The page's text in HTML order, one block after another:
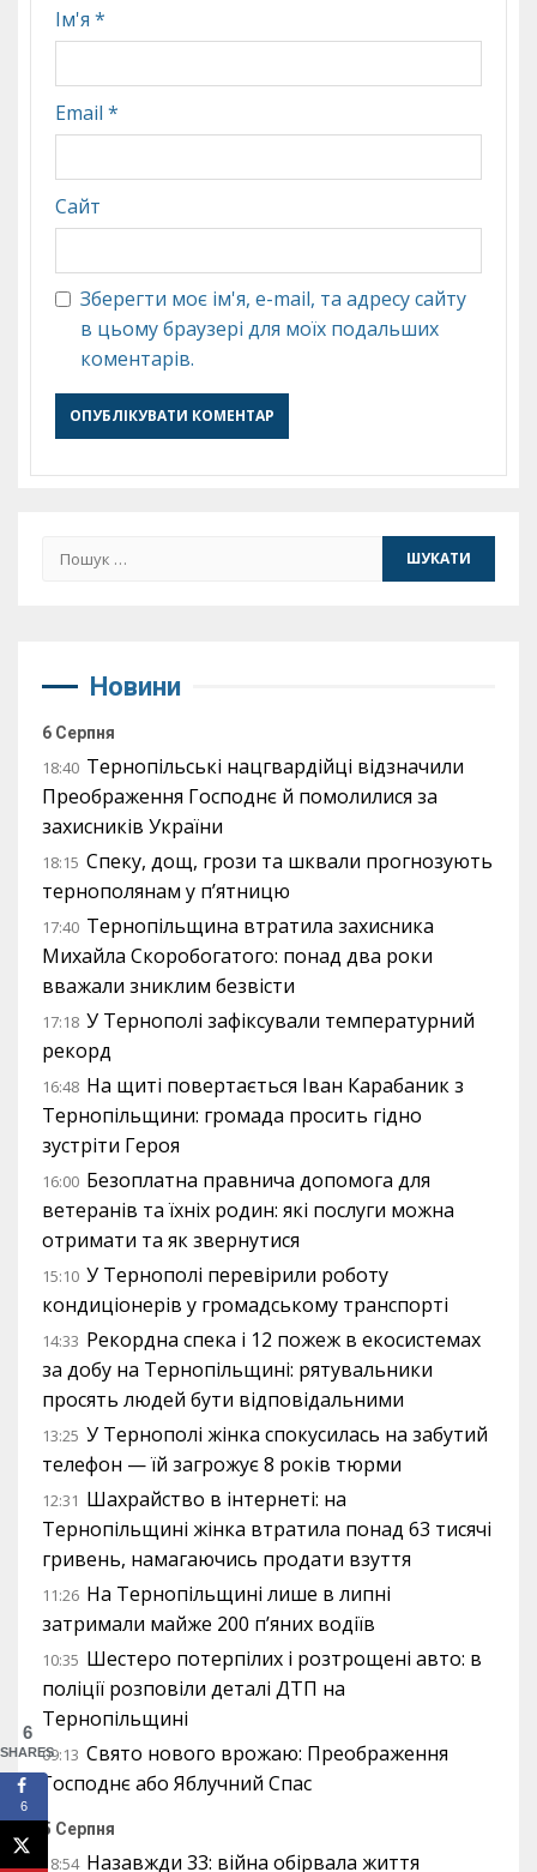
Ім'я *
Email *
Сайт
Зберегти моє ім'я, e-mail, та адресу сайту
в цьому браузері для моїх подальших
коментарів.
Пошук:
Новини
6 Серпня
18:40 Тернопільські нацгвардійці відзначили
Преображення Господнє й помолилися за
захисників України
18:15 Спеку, дощ, грози та шквали прогнозують
тернополянам у п’ятницю
17:40 Тернопільщина втратила захисника
Михайла Скоробогатого: понад два роки
вважали зниклим безвісти
17:18 У Тернополі зафіксували температурний
рекорд
16:48 На щиті повертається Іван Карабаник з
Тернопільщини: громада просить гідно
зустріти Героя
16:00 Безоплатна правнича допомога для
ветеранів та їхніх родин: які послуги можна
отримати та як звернутися
15:10 У Тернополі перевірили роботу
кондиціонерів у громадському транспорті
14:33 Рекордна спека і 12 пожеж в екосистемах
за добу на Тернопільщині: рятувальники
просять людей бути відповідальними
13:25 У Тернополі жінка спокусилась на забутий
телефон — їй загрожує 8 років тюрми
12:31 Шахрайство в інтернеті: на
Тернопільщині жінка втратила понад 63 тисячі
гривень, намагаючись продати взуття
11:26 На Тернопільщині лише в липні
затримали майже 200 п’яних водіїв
10:35 Шестеро потерпілих і розтрощені авто: в
поліції розповіли деталі ДТП на
Тернопільщині
09:13 Свято нового врожаю: Преображення
Господнє або Яблучний Спас
5 Серпня
18:54 Назавжди 33: війна обірвала життя
6
SHARES
6